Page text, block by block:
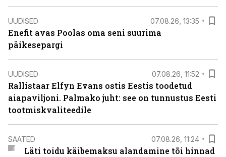
UUDISED 07.08.26, 13:35
Enefit avas Poolas oma seni suurima
päikesepargi
UUDISED 07.08.26, 11:52
Rallistaar Elfyn Evans ostis Eestis toodetud
aiapaviljoni. Palmako juht: see on tunnustus Eesti
tootmiskvaliteedile
SAATED 07.08.26, 11:24
Läti toidu käibemaksu alandamine tõi hinnad